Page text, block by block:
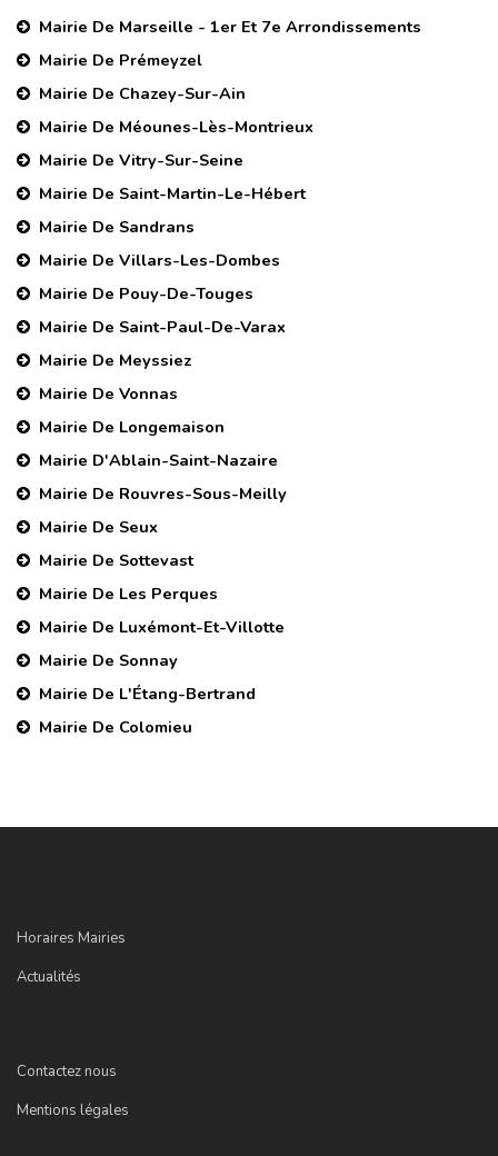
Mairie De Marseille - 1er Et 7e Arrondissements
Mairie De Prémeyzel
Mairie De Chazey-Sur-Ain
Mairie De Méounes-Lès-Montrieux
Mairie De Vitry-Sur-Seine
Mairie De Saint-Martin-Le-Hébert
Mairie De Sandrans
Mairie De Villars-Les-Dombes
Mairie De Pouy-De-Touges
Mairie De Saint-Paul-De-Varax
Mairie De Meyssiez
Mairie De Vonnas
Mairie De Longemaison
Mairie D'Ablain-Saint-Nazaire
Mairie De Rouvres-Sous-Meilly
Mairie De Seux
Mairie De Sottevast
Mairie De Les Perques
Mairie De Luxémont-Et-Villotte
Mairie De Sonnay
Mairie De L'Étang-Bertrand
Mairie De Colomieu
Horaires Mairies
Actualités
Contactez nous
Mentions légales